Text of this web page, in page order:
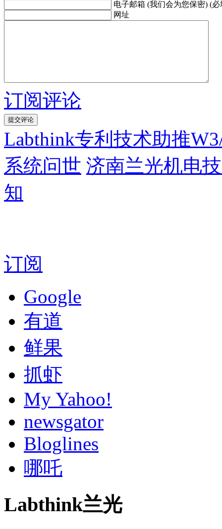
电子邮箱 (我们会为您保密) (必
网址
订阅评论
Labthink专利技术助推
系统问世 济南兰光机电
知
订阅
Google
有道
鲜果
抓虾
My Yahoo!
newsgator
Bloglines
哪吒
Labthink兰光